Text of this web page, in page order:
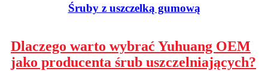
Śruby z uszczelką gumową
Dlaczego warto wybrać Yuhuang OEM
jako producenta śrub uszczelniających?